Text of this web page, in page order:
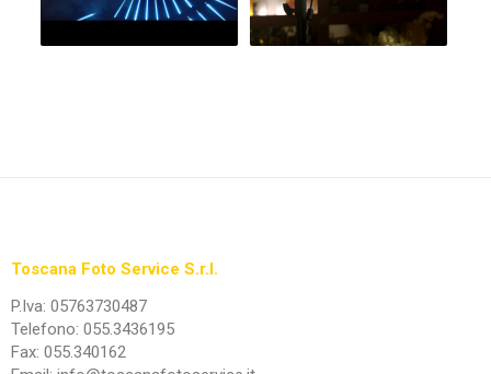
Toscana Foto Service S.r.l.
P.Iva: 05763730487
Telefono: 055.3436195
Fax: 055.340162